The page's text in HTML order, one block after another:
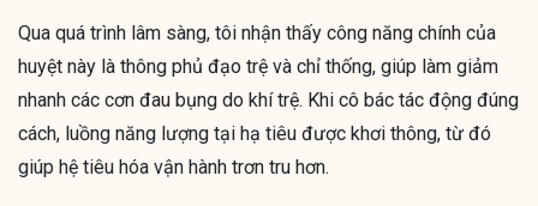
Qua quá trình lâm sàng, tôi nhận thấy công năng chính của
huyệt này là thông phủ đạo trệ và chỉ thống, giúp làm giảm
nhanh các cơn đau bụng do khí trệ. Khi cô bác tác động đúng
cách, luồng năng lượng tại hạ tiêu được khơi thông, từ đó
giúp hệ tiêu hóa vận hành trơn tru hơn.